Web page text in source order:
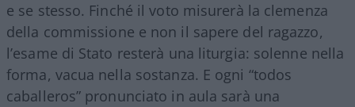
e se stesso. Finché il voto misurerà la clemenza
della commissione e non il sapere del ragazzo,
l’esame di Stato resterà una liturgia: solenne nella
forma, vacua nella sostanza. E ogni “todos
caballeros” pronunciato in aula sarà una